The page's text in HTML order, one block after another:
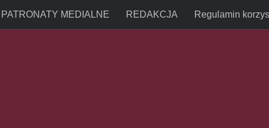
MEDIALNE REDAKCJA Regulamin